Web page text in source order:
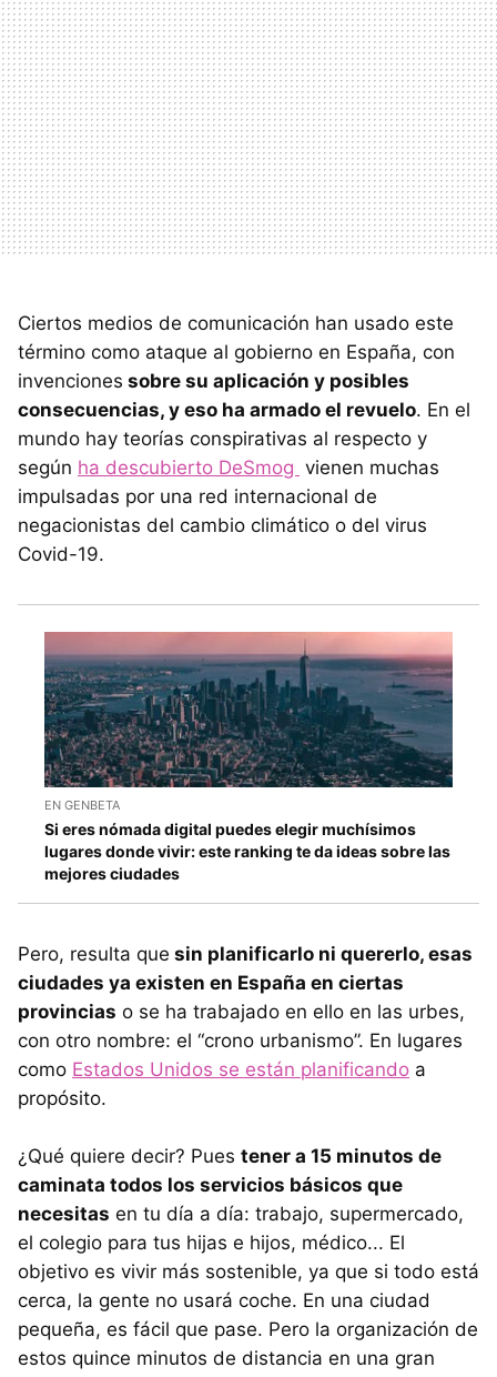
Ciertos medios de comunicación han usado este
término como ataque al gobierno en España, con
invenciones sobre su aplicación y posibles
consecuencias, y eso ha armado el revuelo. En el
mundo hay teorías conspirativas al respecto y
según ha descubierto DeSmog vienen muchas
impulsadas por una red internacional de
negacionistas del cambio climático o del virus
Covid-19.
EN GENBETA
Si eres nómada digital puedes elegir muchísimos
lugares donde vivir: este ranking te da ideas sobre las
mejores ciudades
Pero, resulta que sin planificarlo ni quererlo, esas
ciudades ya existen en España en ciertas
provincias o se ha trabajado en ello en las urbes,
con otro nombre: el “crono urbanismo”. En lugares
como Estados Unidos se están planificando a
propósito.
¿Qué quiere decir? Pues tener a 15 minutos de
caminata todos los servicios básicos que
necesitas en tu día a día: trabajo, supermercado,
el colegio para tus hijas e hijos, médico... El
objetivo es vivir más sostenible, ya que si todo está
cerca, la gente no usará coche. En una ciudad
pequeña, es fácil que pase. Pero la organización de
estos quince minutos de distancia en una gran